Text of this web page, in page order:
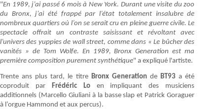
"En 1989, j’ai passé 6 mois à New York. Durant une visite du zoo
du Bronx, j’ai été frappé par l’état totalement insalubre de
nombreux quartiers où l’on se serait cru en pleine guerre civile. Le
spectacle offrait un contraste saisissant et révoltant avec
l’univers des yuppies de wall street, comme dans « Le bûcher des
vanités » de Tom Wolfe. En 1989, Bronx Generation est ma
première composition purement synthétique" a expliqué l'artiste.
Trente ans plus tard, le titre Bronx Generationde BT93 a été
coproduit par
Frédéric Loen impliquant des musiciens
additionnels (Marcello Giuliani à la basse slap et Patrick Goraguer
à l’orgue Hammond et aux percus).